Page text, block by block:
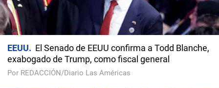
EEUU
El Senado de EEUU confirma a Todd Blanche,
exabogado de Trump, como fiscal general
Por REDACCIÓN/Diario Las Américas